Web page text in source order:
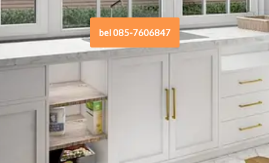
bel 085-7606847